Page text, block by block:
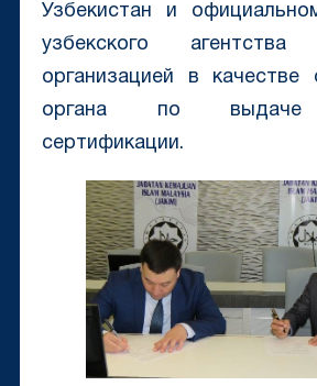
Узбекистан и
узбекского агентства
организацией в качестве
органа по выдаче
сертификации.